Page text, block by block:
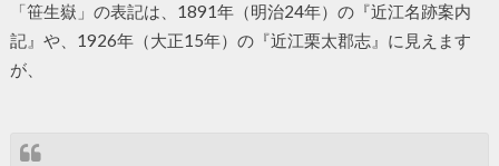
「笹生嶽」の表記は、1891年（明治24年）の『近江名跡案内
記』や、1926年（大正15年）の『近江栗太郡志』に見えます
が、